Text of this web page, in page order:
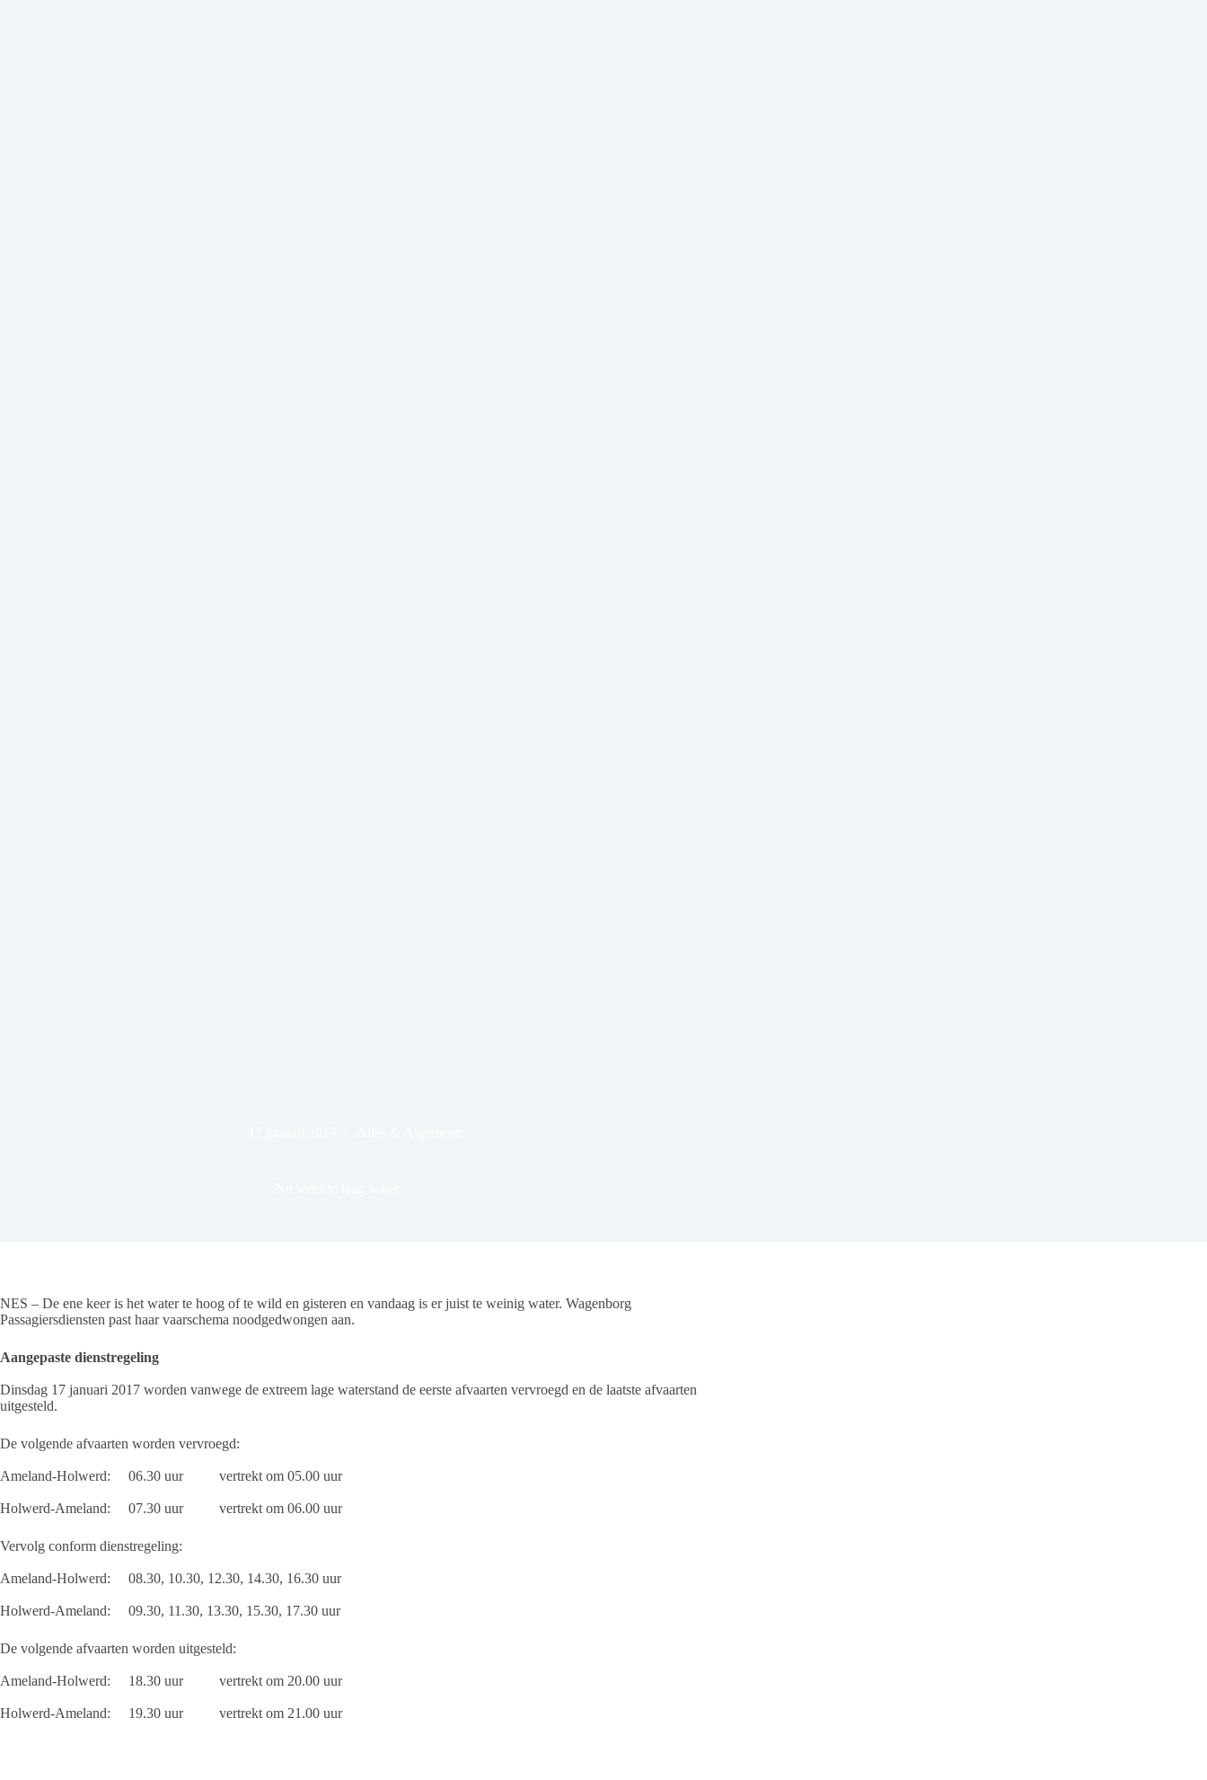
NES – De ene keer is het water te hoog of te wild en gisteren en vandaag is er juist te weinig water. Wagenborg
Passagiersdiensten past haar vaarschema noodgedwongen aan.
Aangepaste dienstregeling
Dinsdag 17 januari 2017 worden vanwege de extreem lage waterstand de eerste afvaarten vervroegd en de laatste afvaarten
uitgesteld.
De volgende afvaarten worden vervroegd:
Ameland-Holwerd: 06.30 uur vertrekt om 05.00 uur
Holwerd-Ameland: 07.30 uur vertrekt om 06.00 uur
Vervolg conform dienstregeling:
Ameland-Holwerd: 08.30, 10.30, 12.30, 14.30, 16.30 uur
Holwerd-Ameland: 09.30, 11.30, 13.30, 15.30, 17.30 uur
De volgende afvaarten worden uitgesteld:
Ameland-Holwerd: 18.30 uur vertrekt om 20.00 uur
Holwerd-Ameland: 19.30 uur vertrekt om 21.00 uur